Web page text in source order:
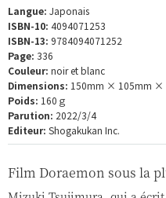
Langue: Japonais
ISBN-10: 4094071253
ISBN-13: 9784094071252
Page: 336
Couleur: noir et blanc
Dimensions: 150mm × 105mm ×
Poids: 160ｇ
Parution: 2022/3/4
Editeur: Shogakukan Inc.
Film Doraemon sous la